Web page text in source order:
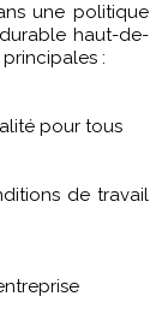
haut-de-
:
pour tous
de travail